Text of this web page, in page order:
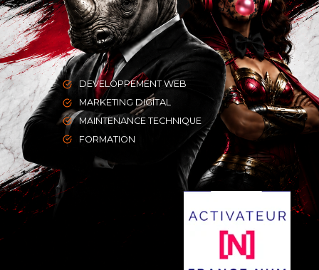
DEVELOPPEMENT WEB
MARKETING DIGITAL
MAINTENANCE TECHNIQUE
FORMATION